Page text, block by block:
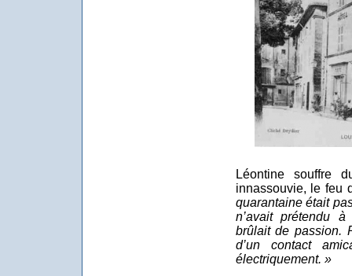
Léontine souffre
innassouvie, le feu
quarantaine était
n’avait prétendu
brûlait de passion.
d’un contact
électriquement. »